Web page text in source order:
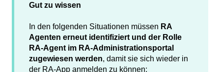
Gut zu wissen
In den folgenden Situationen müssen RA
Agenten erneut identifiziert und der Rolle
RA-Agent im RA-Administrationsportal
zugewiesen werden, damit sie sich wieder in
der RA-App anmelden zu können: